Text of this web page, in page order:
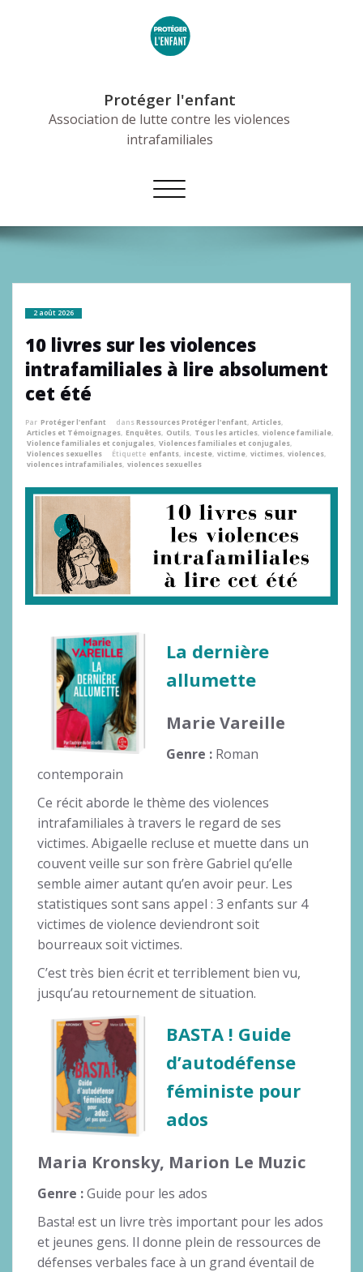
Protéger l'enfant
Association de lutte contre les violences
intrafamiliales
Afficher/masquer
la
2 août 2026
10 livres sur les violences
intrafamiliales à lire absolument
cet été
Par Protéger l'enfant dansRessources Protéger l'enfant, Articles,
Articles et Témoignages, Enquêtes, Outils, Tous les articles, violence familiale,
Violence familiales et conjugales, Violences familiales et conjugales,
Violences sexuelles
Étiquette enfants, inceste, victime, victimes, violences,
violences intrafamiliales, violences sexuelles
La dernière
allumette
Marie Vareille
Genre : Roman
contemporain
Ce récit aborde le thème des violences
intrafamiliales à travers le regard de ses
victimes. Abigaelle recluse et muette dans un
couvent veille sur son frère Gabriel qu’elle
semble aimer autant qu’en avoir peur. Les
statistiques sont sans appel : 3 enfants sur 4
victimes de violence deviendront soit
bourreaux soit victimes.
C’est très bien écrit et terriblement bien vu,
jusqu’au retournement de situation.
BASTA ! Guide
d’autodéfense
féministe pour
ados
Maria Kronsky, Marion Le Muzic
Genre :Guide pour les ados
Basta! est un livre très important pour les ados
et jeunes gens. Il donne plein de ressources de
défenses verbales face à un grand éventail de